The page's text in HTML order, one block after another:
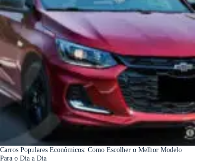
Carros Populares Econômicos: Como Escolher o Melhor Modelo
Para o Dia a Dia